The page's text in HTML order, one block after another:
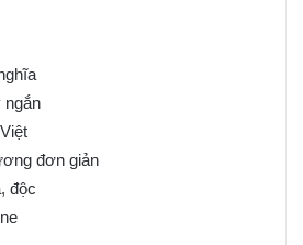
ngắn
đơn giản
độc